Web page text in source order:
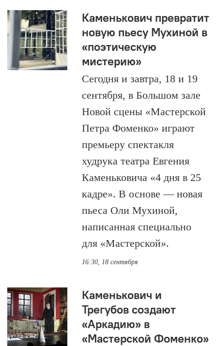
Каменькович превратит
новую пьесу Мухиной в
«поэтическую
мистерию»
Сегодня и завтра, 18 и 19
сентября, в Большом зале
Новой сцены «Мастерской
Петра Фоменко» играют
премьеру спектакля
худрука театра Евгения
Каменьковича «4 дня в 25
кадре». В основе — новая
пьеса Оли Мухиной,
написанная специально
для «Мастерской».
16:30, 18 сентября
Каменькович и
Трегубов создают
«Аркадию» в
«Мастерской Фоменко»